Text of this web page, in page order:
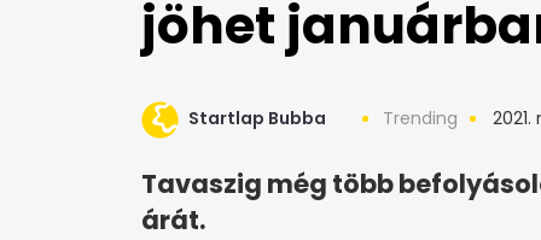
jöhet
Startlap Bubba Trending 2021.
Tavaszig még több
árát.